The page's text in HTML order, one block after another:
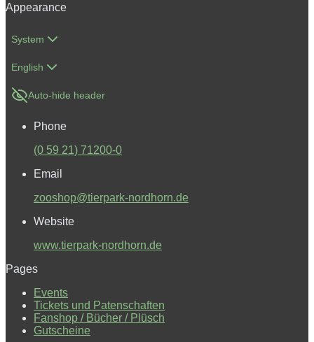
Appearance
System
English
Auto-hide header
Phone
(0 59 21) 71200-0
Email
zooshop@tierpark-nordhorn.de
Website
www.tierpark-nordhorn.de
Pages
Events
Tickets und Patenschaften
Fanshop / Bücher / Plüsch
Gutscheine